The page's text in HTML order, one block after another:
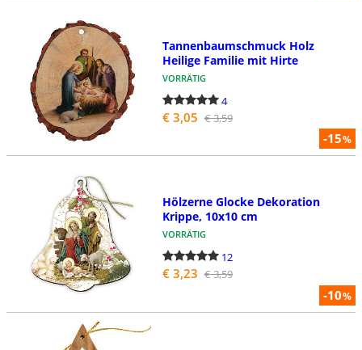
-15%
Tannenbaumschmuck Holz
Heilige Familie mit Hirte
VORRÄTIG
4
€ 3,05 € 3,59
-10%
Hölzerne Glocke Dekoration
Krippe, 10x10 cm
VORRÄTIG
12
€ 3,23 € 3,59